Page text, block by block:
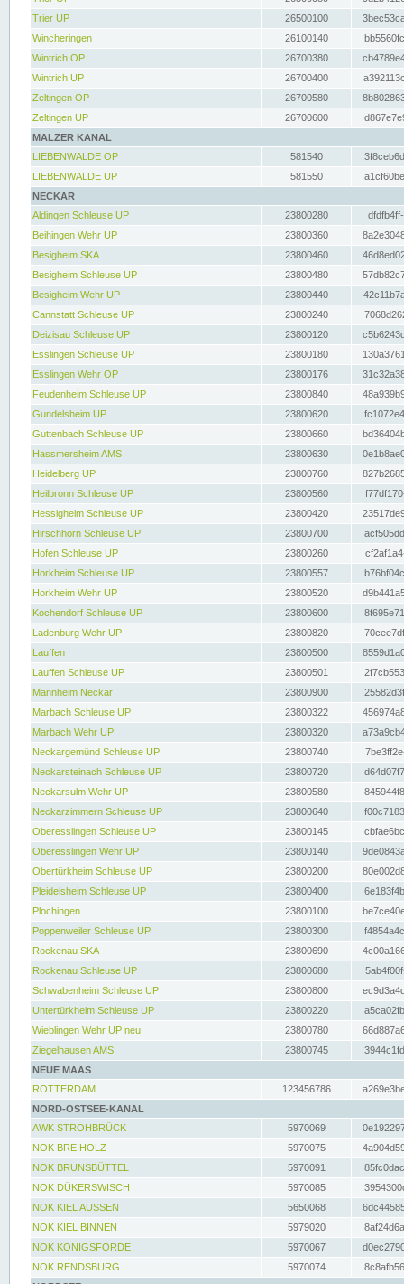
Trier UP
26500100
Wincheringen
26100140
Wintrich OP
26700380
Wintrich UP
26700400
Zeltingen OP
26700580
Zeltingen UP
26700600
MALZER KANAL
LIEBENWALDE OP
581540
LIEBENWALDE UP
581550
NECKAR
Aldingen Schleuse UP
23800280
Beihingen Wehr UP
23800360
Besigheim SKA
23800460
Besigheim Schleuse UP
23800480
Besigheim Wehr UP
23800440
Cannstatt Schleuse UP
23800240
Deizisau Schleuse UP
23800120
Esslingen Schleuse UP
23800180
Esslingen Wehr OP
23800176
Feudenheim Schleuse UP
23800840
Gundelsheim UP
23800620
Guttenbach Schleuse UP
23800660
Hassmersheim AMS
23800630
Heidelberg UP
23800760
Heilbronn Schleuse UP
23800560
Hessigheim Schleuse UP
23800420
Hirschhorn Schleuse UP
23800700
Hofen Schleuse UP
23800260
Horkheim Schleuse UP
23800557
Horkheim Wehr UP
23800520
Kochendorf Schleuse UP
23800600
Ladenburg Wehr UP
23800820
Lauffen
23800500
Lauffen Schleuse UP
23800501
Mannheim Neckar
23800900
Marbach Schleuse UP
23800322
Marbach Wehr UP
23800320
Neckargemünd Schleuse UP
23800740
Neckarsteinach Schleuse UP
23800720
Neckarsulm Wehr UP
23800580
Neckarzimmern Schleuse UP
23800640
Oberesslingen Schleuse UP
23800145
Oberesslingen Wehr UP
23800140
Obertürkheim Schleuse UP
23800200
Pleidelsheim Schleuse UP
23800400
Plochingen
23800100
Poppenweiler Schleuse UP
23800300
Rockenau SKA
23800690
Rockenau Schleuse UP
23800680
Schwabenheim Schleuse UP
23800800
Untertürkheim Schleuse UP
23800220
Wieblingen Wehr UP neu
23800780
Ziegelhausen AMS
23800745
NEUE MAAS
ROTTERDAM
123456786
NORD-OSTSEE-KANAL
AWK STROHBRÜCK
5970069
NOK BREIHOLZ
5970075
NOK BRUNSBÜTTEL
5970091
NOK DÜKERSWISCH
5970085
NOK KIEL AUSSEN
5650068
NOK KIEL BINNEN
5979020
NOK KÖNIGSFÖRDE
5970067
NOK RENDSBURG
5970074